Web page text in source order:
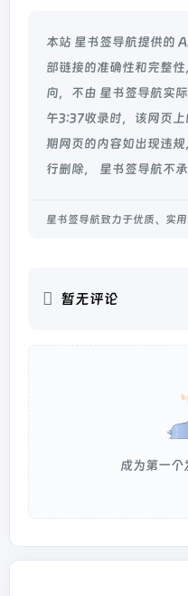
本站 星书签导航提供的
部链接的准确性和完整
向，不由 星书签导航实
午3:37收录时，该网页
期网页的内容如出现违
行删除， 星书签导航不承
星书签导航致力于优质、实
暂无评论
成为第一个